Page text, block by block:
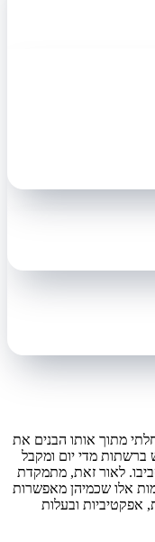
מתוך אותו הבנים את
מדי יום ומקבל
לאור זאת, מתמקדת
אלו שכמיהן מאפשרות
אפקטיביות ובעלות